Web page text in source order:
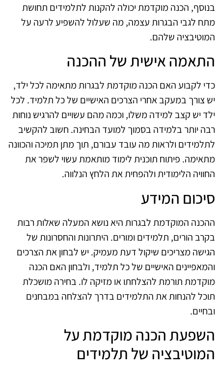
בנוסף, הכנה מוקדמת יכולה להקנות לתלמידים תחושת
מתח לגבי הבגרות עצמה, מה שעלול להשפיע לרעה על
המוטיבציה שלהם.
התאמה אישית של ההכנה
כדי לקבוע האם הכנה מוקדמת לבגרות מתאימה לכל ילד,
יש צורך במעקב אחרי הצרכים האישיים של כל תלמיד. לכל
ילד יש קצב למידה משלו, וכמה מהם עשויים להרגיש נוחות
רבה יותר בלמידה בסמוך למועד הבחינה. חשוב להקשיב
לתלמידים ולראות מה עובד עבורם, תוך מתן תמיכה והכוונה
מתאימה. פיתוח תוכנית לימוד מותאמת עשוי לשפר את
החוויה הלימודית ולהפחית את הלחץ הנלווה.
סיכום המידע
ההכנה המוקדמת לבגרות היא נושא המעלה שאלות רבות
בקרב הורים, תלמידים ומורים. היתרונות והחסרונות של
הגישה מצריכים שיקול דעת מעמיק. יש לבחון את הצרכים
והמאפיינים האישיים של כל תלמיד, ולבחון האם הכנה
מוקדמת תורמת להצלחתו או מזיקה לו. בחירה מושכלת
תוכל להנחות את התלמידים בדרך להצלחה במבחנים
ובחיים.
השפעת הכנה מוקדמת על
המוטיבציה של תלמידים